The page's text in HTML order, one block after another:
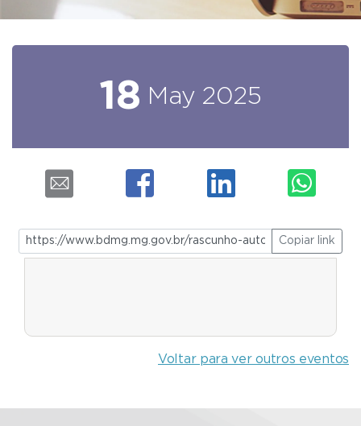
18 May 2025
Copiar link
Voltar para ver outros eventos